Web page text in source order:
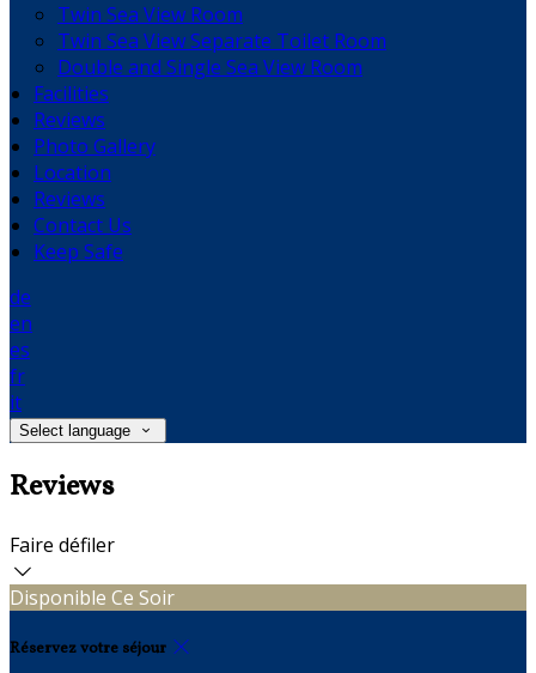
Twin Sea View Room
Twin Sea View Separate Toilet Room
Double and Single Sea View Room
Facilities
Reviews
Photo Gallery
Location
Reviews
Contact Us
Keep Safe
de
en
es
fr
it
Select language
Reviews
Faire défiler
Disponible Ce Soir
Réservez votre séjour